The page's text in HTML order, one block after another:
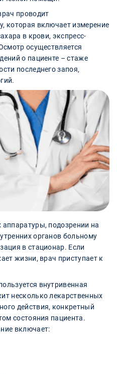
проводит
которая включает измерение
в крови, экспресс-
осуществляется
о пациенте – стаже
последнего запоя,
подозрении на
органов больному
в стационар. Если
жизни, врач приступает к
внутривенная
несколько лекарственных
действия, конкретный
состояния пациента.
включает: